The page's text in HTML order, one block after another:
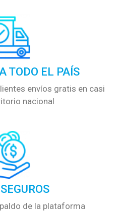
TODO EL PAÍS
envíos gratis en casi
nacional
de la plataforma